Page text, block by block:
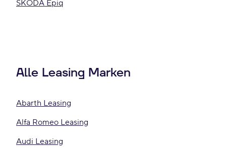
ŠKODA Epiq
Alle Leasing Marken
Abarth Leasing
Alfa Romeo Leasing
Audi Leasing